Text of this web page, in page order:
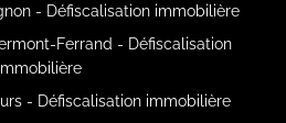
- Défiscalisation immobilière
Ferrand - Défiscalisation
- Défiscalisation immobilière